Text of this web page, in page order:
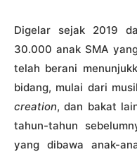
Digelar sejak 2019
30.000 anak SMA
telah berani
bidang, mulai dari
creation, dan bakat
tahun-tahun
yang dibawa anak-